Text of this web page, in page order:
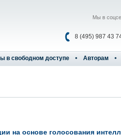
8 (495) 987 43
Мы в
в свободном доступе Авторам
на основе голосования